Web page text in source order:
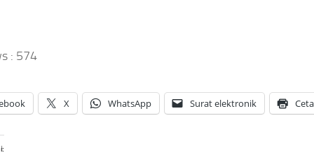
: 574
X WhatsApp Surat elektronik